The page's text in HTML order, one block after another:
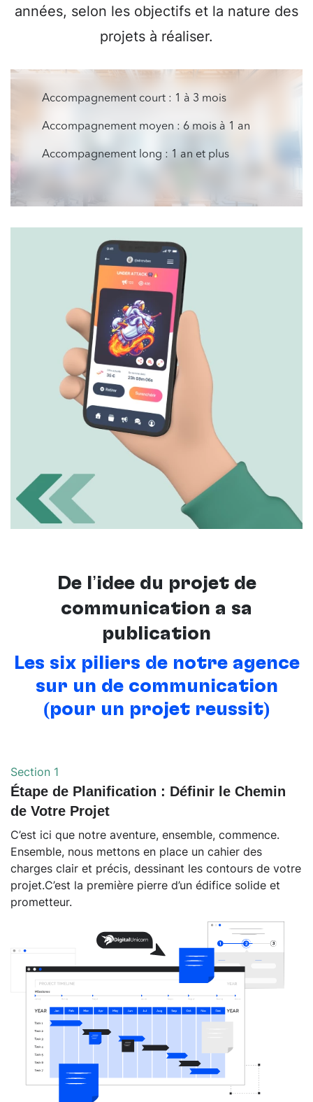
années, selon les objectifs et la nature des
projets à réaliser.
Accompagnement court : 1 à 3 mois
Accompagnement moyen : 6 mois à 1 an
Accompagnement long : 1 an et plus
De l’idée du projet de
communication à sa
publication
Les six piliers de notre agence
sur un de communication
(pour un projet réussit)
Section 1
Étape de Planification : Définir le Chemin
de Votre Projet
C’est ici que notre aventure, ensemble, commence.
Ensemble, nous mettons en place un cahier des
charges clair et précis, dessinant les contours de votre
projet.C’est la première pierre d’un édifice solide et
prometteur.